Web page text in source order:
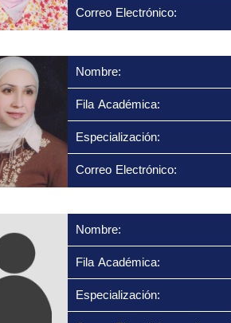
Correo Electrónico:
Nombre:
Fila Académica:
Especialización:
Correo Electrónico:
Nombre:
Fila Académica:
Especialización: